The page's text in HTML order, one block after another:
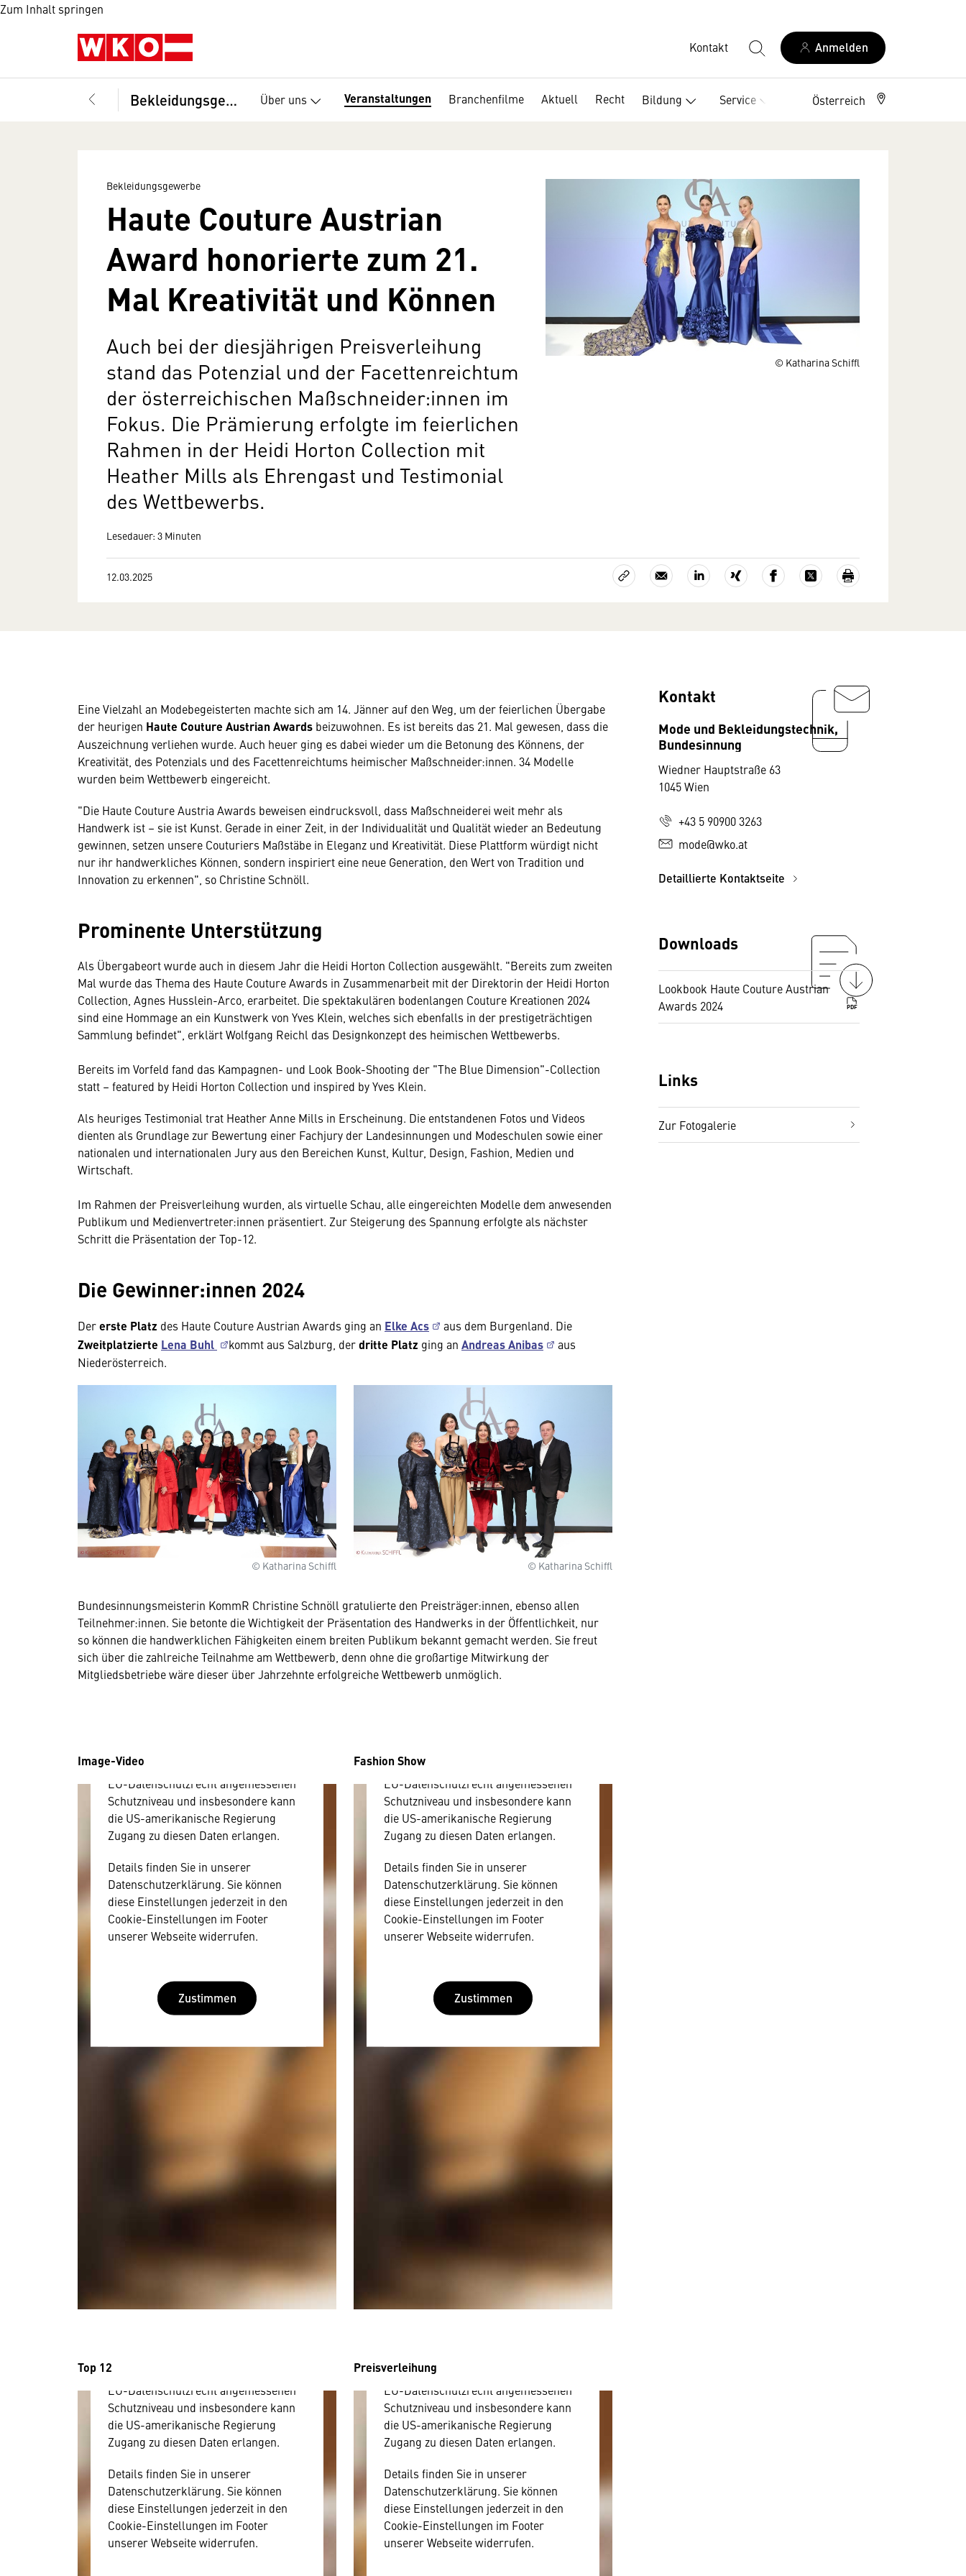
Zum Inhalt springen
Kontakt Anmelden
Bekleidungsgewerbe Über uns Veranstaltungen Branchenfilme Aktuell Recht Bildung Service Österreich
© Katharina Schiffl
Bekleidungsgewerbe
Haute Couture Austrian
Award honorierte zum 21.
Mal Kreativität und Können
Auch bei der diesjährigen Preisverleihung
stand das Potenzial und der Facettenreichtum
der österreichischen Maßschneider:innen im
Fokus. Die Prämierung erfolgte im feierlichen
Rahmen in der Heidi Horton Collection mit
Heather Mills als Ehrengast und Testimonial
des Wettbewerbs.
Lesedauer: 3 Minuten
12.03.2025
Eine Vielzahl an Modebegeisterten machte sich am 14. Jänner auf den Weg, um der feierlichen Übergabe
der heurigen Haute Couture Austrian Awards beizuwohnen. Es ist bereits das 21. Mal gewesen, dass die
Auszeichnung verliehen wurde. Auch heuer ging es dabei wieder um die Betonung des Könnens, der
Kreativität, des Potenzials und des Facettenreichtums heimischer Maßschneider:innen. 34 Modelle
wurden beim Wettbewerb eingereicht.
"Die Haute Couture Austria Awards beweisen eindrucksvoll, dass Maßschneiderei weit mehr als
Handwerk ist – sie ist Kunst. Gerade in einer Zeit, in der Individualität und Qualität wieder an Bedeutung
gewinnen, setzen unsere Couturiers Maßstäbe in Eleganz und Kreativität. Diese Plattform würdigt nicht
nur ihr handwerkliches Können, sondern inspiriert eine neue Generation, den Wert von Tradition und
Innovation zu erkennen", so Christine Schnöll.
Prominente Unterstützung
Als Übergabeort wurde auch in diesem Jahr die Heidi Horton Collection ausgewählt. "Bereits zum zweiten
Mal wurde das Thema des Haute Couture Awards in Zusammenarbeit mit der Direktorin der Heidi Horton
Collection, Agnes Husslein-Arco, erarbeitet. Die spektakulären bodenlangen Couture Kreationen 2024
sind eine Hommage an ein Kunstwerk von Yves Klein, welches sich ebenfalls in der prestigeträchtigen
Sammlung befindet", erklärt Wolfgang Reichl das Designkonzept des heimischen Wettbewerbs.
Bereits im Vorfeld fand das Kampagnen- und Look Book-Shooting der "The Blue Dimension"-Collection
statt – featured by Heidi Horton Collection und inspired by Yves Klein.
Als heuriges Testimonial trat Heather Anne Mills in Erscheinung. Die entstandenen Fotos und Videos
dienten als Grundlage zur Bewertung einer Fachjury der Landesinnungen und Modeschulen sowie einer
nationalen und internationalen Jury aus den Bereichen Kunst, Kultur, Design, Fashion, Medien und
Wirtschaft.
Im Rahmen der Preisverleihung wurden, als virtuelle Schau, alle eingereichten Modelle dem anwesenden
Publikum und Medienvertreter:innen präsentiert. Zur Steigerung des Spannung erfolgte als nächster
Schritt die Präsentation der Top-12.
Die Gewinner:innen 2024
Dererste Platz des Haute Couture Austrian Awards ging an Elke Acs aus dem Burgenland. Die
Zweitplatzierte Lena Buhl kommt aus Salzburg, derdritte Platz ging an Andreas Anibas
aus
Niederösterreich.
© Katharina Schiffl © Katharina Schiffl
Bundesinnungsmeisterin KommR Christine Schnöll gratulierte den Preisträger:innen, ebenso allen
Teilnehmer:innen. Sie betonte die Wichtigkeit der Präsentation des Handwerks in der Öffentlichkeit, nur
so können die handwerklichen Fähigkeiten einem breiten Publikum bekannt gemacht werden. Sie freut
sich über die zahlreiche Teilnahme am Wettbewerb, denn ohne die großartige Mitwirkung der
Mitgliedsbetriebe wäre dieser über Jahrzehnte erfolgreiche Wettbewerb unmöglich.
Image-Video
Hier würden wir Ihnen gerne einen
externen Inhalt anzeigen. Dafür
benötigen wir allerdings Ihre
Zustimmung, da Ihr Browser
Diese Daten unterliegen keinem dem
EU-Datenschutzrecht angemessenen
Schutzniveau und insbesondere kann
die US-amerikanische Regierung
Zugang zu diesen Daten erlangen.
Details finden Sie in unserer
Datenschutzerklärung. Sie können
diese Einstellungen jederzeit in den
Cookie-Einstellungen im Footer
unserer Webseite widerrufen.
Zustimmen
Fashion Show
Hier würden wir Ihnen gerne einen
externen Inhalt anzeigen. Dafür
benötigen wir allerdings Ihre
Zustimmung, da Ihr Browser
Diese Daten unterliegen keinem dem
EU-Datenschutzrecht angemessenen
Schutzniveau und insbesondere kann
die US-amerikanische Regierung
Zugang zu diesen Daten erlangen.
Details finden Sie in unserer
Datenschutzerklärung. Sie können
diese Einstellungen jederzeit in den
Cookie-Einstellungen im Footer
unserer Webseite widerrufen.
Zustimmen
Top 12
Wir benötigen Ihre
Zustimmung
externen Inhalt anzeigen. Dafür
benötigen wir allerdings Ihre
Zustimmung, da Ihr Browser
personenbezogene technische Daten
Diese Daten unterliegen keinem dem
EU-Datenschutzrecht angemessenen
Schutzniveau und insbesondere kann
die US-amerikanische Regierung
Zugang zu diesen Daten erlangen.
Details finden Sie in unserer
Datenschutzerklärung. Sie können
diese Einstellungen jederzeit in den
Cookie-Einstellungen im Footer
unserer Webseite widerrufen.
Preisverleihung
Wir benötigen Ihre
Zustimmung
externen Inhalt anzeigen. Dafür
benötigen wir allerdings Ihre
Zustimmung, da Ihr Browser
personenbezogene technische Daten
Diese Daten unterliegen keinem dem
EU-Datenschutzrecht angemessenen
Schutzniveau und insbesondere kann
die US-amerikanische Regierung
Zugang zu diesen Daten erlangen.
Details finden Sie in unserer
Datenschutzerklärung. Sie können
diese Einstellungen jederzeit in den
Cookie-Einstellungen im Footer
unserer Webseite widerrufen.
Kontakt
Mode und Bekleidungstechnik,
Bundesinnung
Wiedner Hauptstraße 63
1045 Wien
+43 5 90900 3263
mode@wko.at
Detaillierte Kontaktseite
Downloads
Lookbook Haute Couture Austrian
Awards 2024
PDF
Links
Zur Fotogalerie